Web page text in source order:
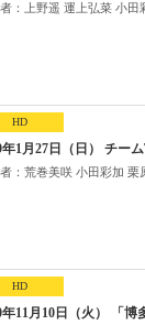
：上野遥 運上弘菜 小田
HD
年1月27日（日） チー
：荒巻美咲 小田彩加 栗
HD
年11月10日（火） 「博